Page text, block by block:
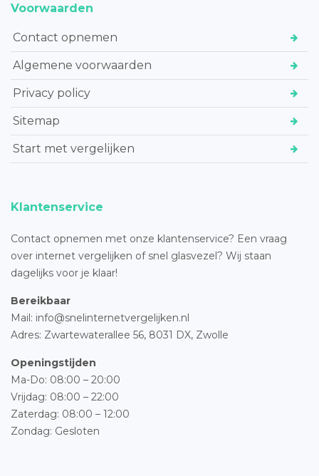
Voorwaarden
Contact opnemen
Algemene voorwaarden
Privacy policy
Sitemap
Start met vergelijken
Klantenservice
Contact opnemen met onze klantenservice? Een vraag
over internet vergelijken of snel glasvezel? Wij staan
dagelijks voor je klaar!
Bereikbaar
Mail: info@snelinternetvergelijken.nl
Adres: Zwartewaterallee 56, 8031 DX, Zwolle
Openingstijden
Ma-Do: 08:00 – 20:00
Vrijdag: 08:00 – 22:00
Zaterdag: 08:00 – 12:00
Zondag: Gesloten